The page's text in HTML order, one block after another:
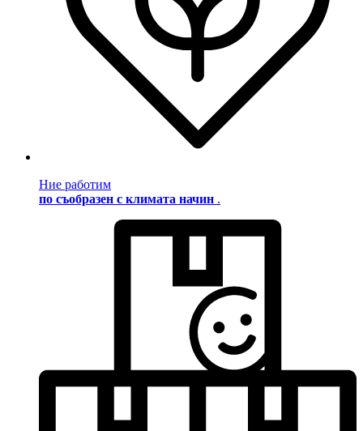
Ние работим
по съобразен с климата начин .